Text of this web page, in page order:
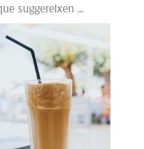
suggereixen ...